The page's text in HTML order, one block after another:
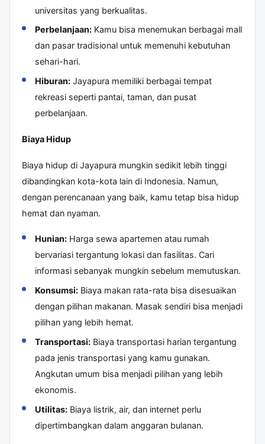
universitas yang berkualitas.
Perbelanjaan:Kamu bisa menemukan berbagai mall
dan pasar tradisional untuk memenuhi kebutuhan
sehari-hari.
Hiburan:Jayapura memiliki berbagai tempat
rekreasi seperti pantai, taman, dan pusat
perbelanjaan.
Biaya Hidup
Biaya hidup di Jayapura mungkin sedikit lebih tinggi
dibandingkan kota-kota lain di Indonesia. Namun,
dengan perencanaan yang baik, kamu tetap bisa hidup
hemat dan nyaman.
Hunian:Harga sewa apartemen atau rumah
bervariasi tergantung lokasi dan fasilitas. Cari
informasi sebanyak mungkin sebelum memutuskan.
Konsumsi:Biaya makan rata-rata bisa disesuaikan
dengan pilihan makanan. Masak sendiri bisa menjadi
pilihan yang lebih hemat.
Transportasi:Biaya transportasi harian tergantung
pada jenis transportasi yang kamu gunakan.
Angkutan umum bisa menjadi pilihan yang lebih
ekonomis.
Utilitas:Biaya listrik, air, dan internet perlu
dipertimbangkan dalam anggaran bulanan.